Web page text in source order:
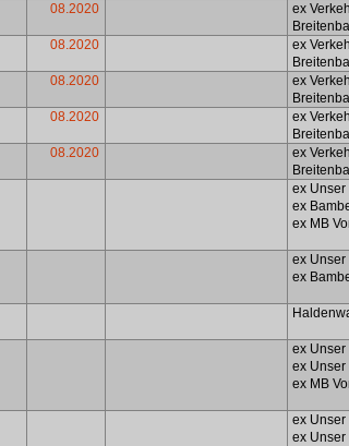
08.2020
ex
08.2020
ex
08.2020
ex
08.2020
ex
08.2020
ex
ex Unser
ex
ex MB
ex Unser
ex
ex Unser
ex Unser
ex MB
ex Unser
ex Unser